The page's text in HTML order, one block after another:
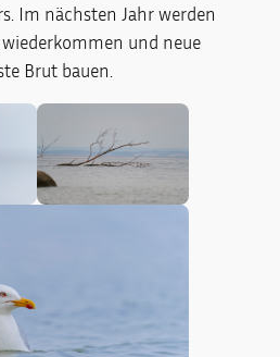
Im nächsten Jahr werden
und neue
Brut bauen.